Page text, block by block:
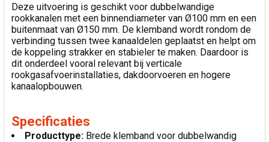
Deze uitvoering is geschikt voor dubbelwandige
rookkanalen met een binnendiameter van Ø100 mm en een
buitenmaat van Ø150 mm. De klemband wordt rondom de
verbinding tussen twee kanaaldelen geplaatst en helpt om
de koppeling strakker en stabieler te maken. Daardoor is
dit onderdeel vooral relevant bij verticale
rookgasafvoerinstallaties, dakdoorvoeren en hogere
kanaalopbouwen.
Specificaties
Producttype: Brede klemband voor dubbelwandig